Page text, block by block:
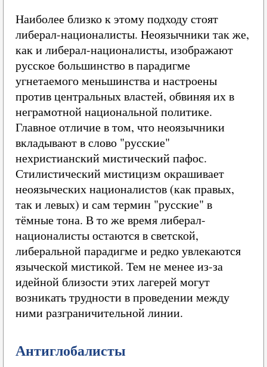
Наиболее близко к этому подходу стоят
либерал-националисты. Неоязычники так же,
как и либерал-националисты, изображают
русское большинство в парадигме
угнетаемого меньшинства и настроены
против центральных властей, обвиняя их в
неграмотной национальной политике.
Главное отличие в том, что неоязычники
вкладывают в слово "русские"
нехристианский мистический пафос.
Стилистический мистицизм окрашивает
неоязыческих националистов (как правых,
так и левых) и сам термин "русские" в
тёмные тона. В то же время либерал-
националисты остаются в светской,
либеральной парадигме и редко увлекаются
языческой мистикой. Тем не менее из-за
идейной близости этих лагерей могут
возникать трудности в проведении между
ними разграничительной линии.
Антиглобалисты